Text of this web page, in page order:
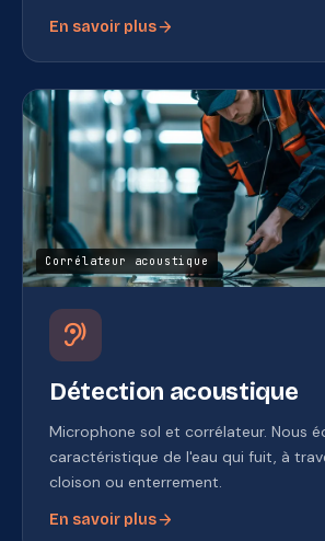
En savoir plusarrow_forward
Corrélateur acoustique
hearing
Détection acoustique
Microphone sol et corrélateur. Nous
caractéristique de l'eau qui fuit, à
cloison ou enterrement.
En savoir plusarrow_forward